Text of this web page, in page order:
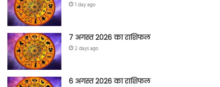
1 day ago
7 अगस्त 2026 का राशिफल
2 days ago
6 अगस्त 2026 का राशिफल